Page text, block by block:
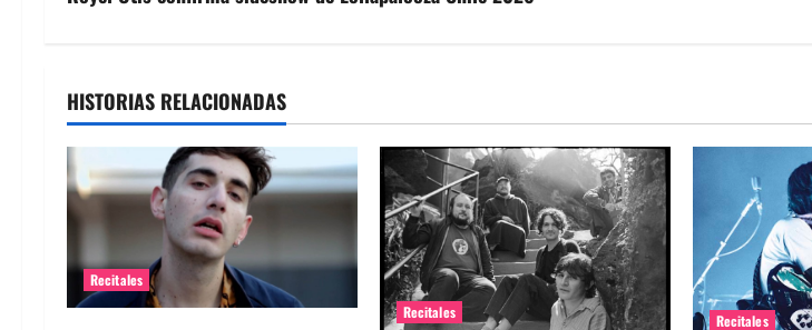
g
a
c
i
ó
HISTORIAS RELACIONADAS
Recitales
Recitales Recitales